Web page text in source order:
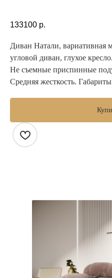
133100 р.
Диван Натали, вариативная
угловой диван, глухое
Не съемные приспинные
Средняя жесткость.